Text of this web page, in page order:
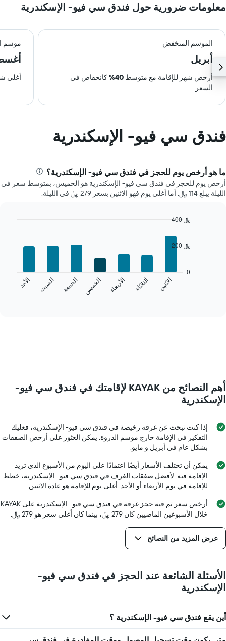
معلومات ضرورية حول فندق سي فيو- الإسكندرية
الموسم المنخفض موسم
أبريل
أرخص شهر للإقامة مع متوسط 40%
كانخفاض في
السعر.
أغلى
فندق سي فيو- الإسكندرية
ما هو أرخص يوم للحجز في فندق سي فيو- الإسكندرية؟
أرخص يوم للحجز في فندق سي فيو- الإسكندرية هو الخميس، بمتوسط سعر في
الليلة يبلغ 114 ﷼. أما أغلى يوم فهو الاثنين بسعر 279 ﷼ في الليلة.
المخطط
1
محور
الذي
يعرض
أيام
يتضمن
المخطط
التالي
محور
متوسط
سعر
الاثنين الثلاثاء الأربعاء الخميس الجمعة السبت الأحد
0
200 ﷼
400 ﷼
أهم النصائح من KAYAK لإقامتك في فندق سي فيو-
الإسكندرية
إذا كنت تبحث عن غرفة رخيصة في فندق سي فيو- الإسكندرية، فعليك
التفكير في الإقامة خارج موسم الذروة. يمكن العثور على أرخص الصفقات
بشكل عام في أبريل و مايو.
يمكن أن تختلف الأسعار أيضًا اعتمادًا على اليوم من الأسبوع الذي تريد
الإقامة فيه. لأفضل صفقات الغرف في فندق سي فيو- الإسكندرية، خطط
للإقامة في يوم الأربعاء أو الأحد. أغلى يوم للإقامة هو عادة الاثنين.
أرخص سعر تم فيه حجز غرفة في فندق سي فيو- الإسكندرية على KAYAK
خلال الأسبوعين الماضيين كان 279 ﷼، بينما كان أغلى سعر هو 279 ﷼.
عرض المزيد من النصائح
الأسئلة الشائعة عند الحجز في فندق سي فيو-
الإسكندرية
أين يقع فندق سي فيو- الإسكندرية ؟